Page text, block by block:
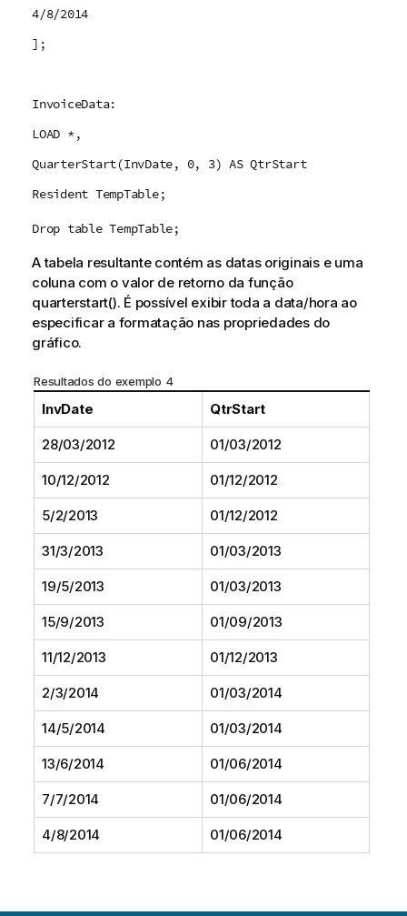
4/8/2014
];
InvoiceData:
LOAD *,
QuarterStart(InvDate, 0, 3) AS QtrStart
Resident TempTable;
Drop table TempTable;
A tabela resultante contém as datas originais e uma
coluna com o valor de retorno da função
quarterstart(). É possível exibir toda a data/hora ao
especificar a formatação nas propriedades do
gráfico.
Resultados do exemplo 4
InvDate QtrStart
28/03/2012 01/03/2012
10/12/2012 01/12/2012
5/2/2013 01/12/2012
31/3/2013 01/03/2013
19/5/2013 01/03/2013
15/9/2013 01/09/2013
11/12/2013 01/12/2013
2/3/2014 01/03/2014
14/5/2014 01/03/2014
13/6/2014 01/06/2014
7/7/2014 01/06/2014
4/8/2014 01/06/2014